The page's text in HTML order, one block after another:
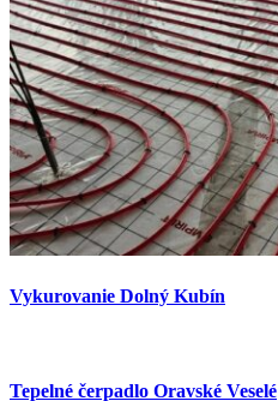
Vykurovanie Dolný Kubín
Tepelné čerpadlo Oravské Veselé